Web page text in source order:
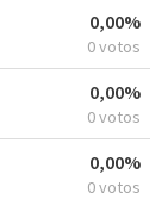
0,00%
0 votos
0,00%
0 votos
0,00%
0 votos